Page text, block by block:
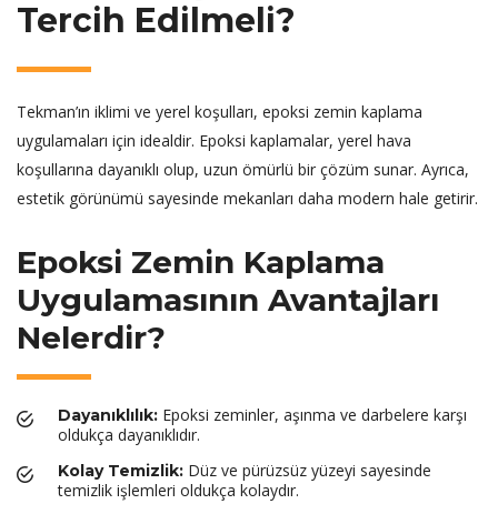
Tercih Edilmeli?
Tekman’ın iklimi ve yerel koşulları, epoksi zemin kaplama
uygulamaları için idealdir. Epoksi kaplamalar, yerel hava
koşullarına dayanıklı olup, uzun ömürlü bir çözüm sunar. Ayrıca,
estetik görünümü sayesinde mekanları daha modern hale getirir.
Epoksi Zemin Kaplama
Uygulamasının Avantajları
Nelerdir?
Dayanıklılık: Epoksi zeminler, aşınma ve darbelere karşı
oldukça dayanıklıdır.
Kolay Temizlik: Düz ve pürüzsüz yüzeyi sayesinde
temizlik işlemleri oldukça kolaydır.